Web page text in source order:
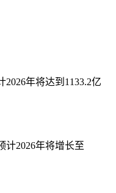
2026年将达到1133.2亿
计2026年将增长至